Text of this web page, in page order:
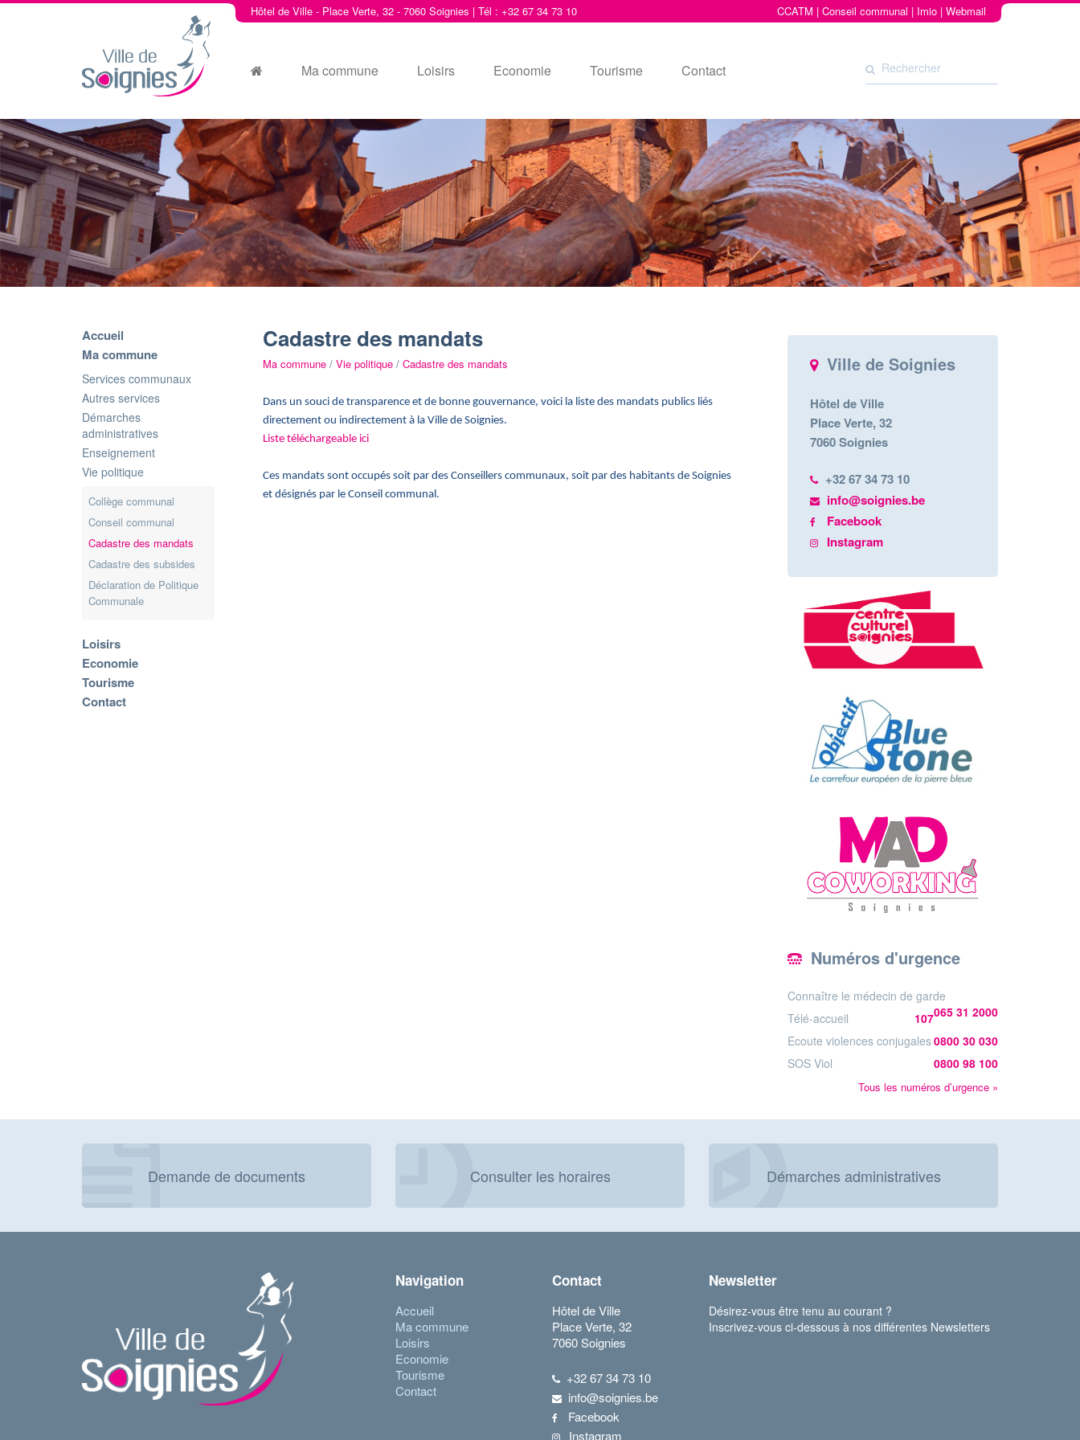
Hôtel de Ville - Place Verte, 32 - 7060 Soignies | Tél : +32 67 34 73 10 CCATM | Conseil communal | Imio | Webmail
Ma commune Loisirs Economie Tourisme Contact
Accueil
Ma commune
Services communaux
Autres services
Démarches
administratives
Enseignement
Vie politique
Collège communal
Conseil communal
Cadastre des mandats
Cadastre des subsides
Déclaration de Politique
Communale
Loisirs
Economie
Tourisme
Contact
Cadastre des mandats
Ma commune / Vie politique / Cadastre des mandats
Dans un souci de transparence et de bonne gouvernance, voici la liste des mandats publics liés
directement ou indirectement à la Ville de Soignies.
Liste téléchargeable ici
Ces mandats sont occupés soit par des Conseillers communaux, soit par des habitants de Soignies
et désignés par le Conseil communal.
Ville de Soignies
Hôtel de Ville
Place Verte, 32
7060 Soignies
+32 67 34 73 10
info@soignies.be
Facebook
Instagram
Numéros d'urgence
Connaître le médecin de garde
065 31 2000
Télé-accueil
107
Ecoute violences conjugales0800 30 030
SOS Viol
0800 98 100
Tous les numéros d’urgence »
Demande de documents Consulter les horaires Démarches administratives
Navigation
Accueil
Ma commune
Loisirs
Economie
Tourisme
Contact
Contact
Hôtel de Ville
Place Verte, 32
7060 Soignies
+32 67 34 73 10
info@soignies.be
Facebook
Instagram
Newsletter
Désirez-vous être tenu au courant ?
Inscrivez-vous ci-dessous à nos différentes Newsletters